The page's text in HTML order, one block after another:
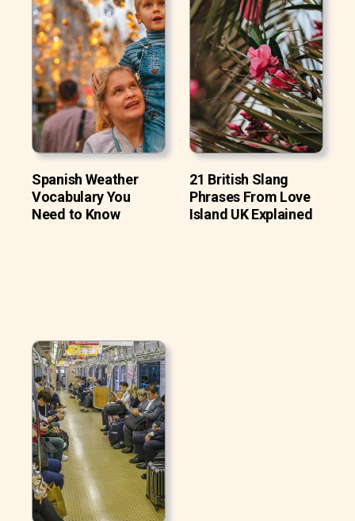
Spanish Weather
Vocabulary You
Need to Know
21 British Slang
Phrases From Love
Island UK Explained